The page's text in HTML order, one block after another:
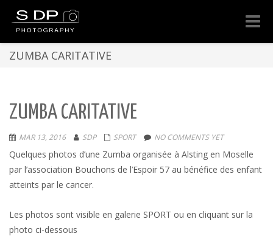
Toggle
ZUMBA CARITATIVE
ZUMBA CARITATIVE
MAR 13, 2016 SDP SPORT NO COMMENTS YET
Quelques photos d’une Zumba organisée à Alsting en Moselle
par l’association Bouchons de l’Espoir 57 au bénéfice des enfant
atteints par le cancer.
Les photos sont visible en galerie SPORT ou en cliquant sur la
photo ci-dessous